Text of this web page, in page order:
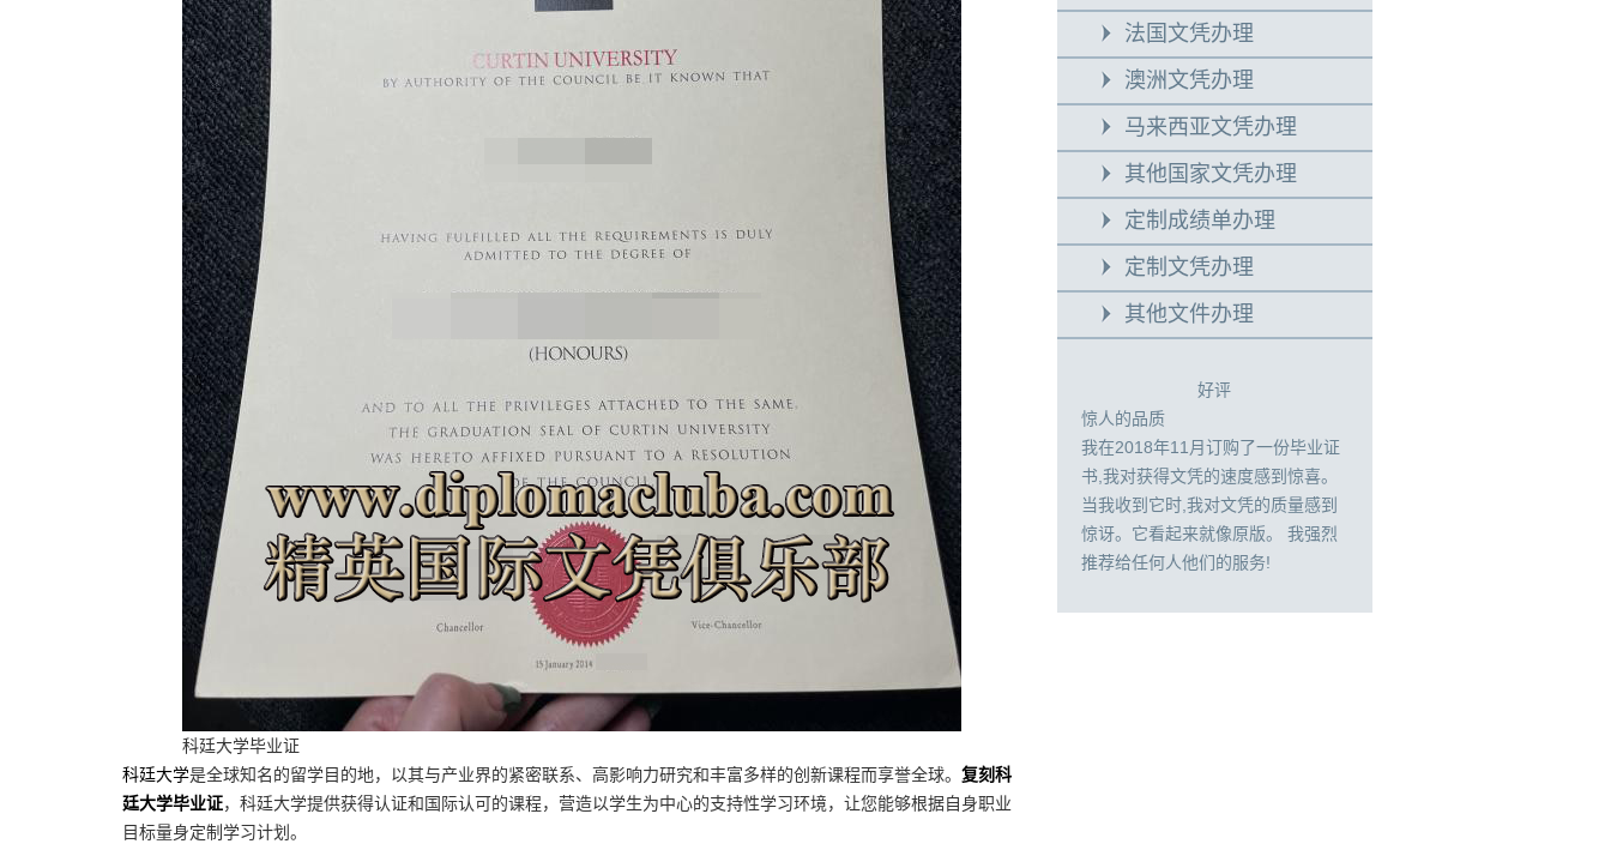
科廷大学毕业证
科廷大学是全球知名的留学目的地，以其与产业界的紧密联系、高影响力研究和丰富多样的创新课程而享誉全球。 复刻科
廷大学毕业证，科廷大学提供获得认证和国际认可的课程，营造以学生为中心的支持性学习环境，让您能够根据自身职业
目标量身定制学习计划。
法国文凭办理
澳洲文凭办理
马来西亚文凭办理
其他国家文凭办理
定制成绩单办理
定制文凭办理
其他文件办理
好评
惊人的品质
我在2018年11月订购了一份毕业证
书,我对获得文凭的速度感到惊喜。
当我收到它时,我对文凭的质量感到
惊讶。它看起来就像原版。 我强烈
推荐给任何人他们的服务!